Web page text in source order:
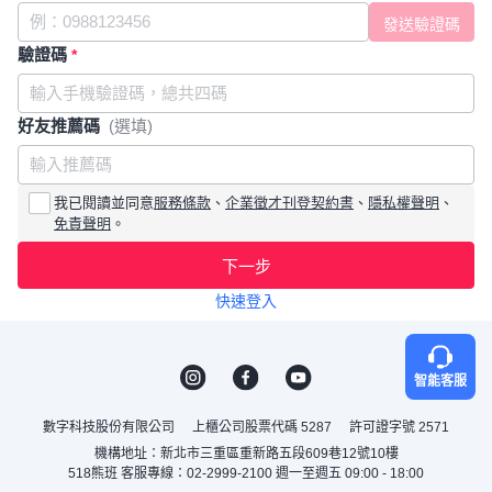
驗證碼 *
好友推薦碼 (選填)
我已閱讀並同意服務條款 、 企業徵才刊登契約書 、 隱私權聲明 、
免責聲明 。
下一步
快速登入
智能客服
數字科技股份有限公司 上櫃公司股票代碼 5287
許可證字號 2571
機構地址：新北市三重區重新路五段609巷12號10樓
518熊班 客服專線：02-2999-2100 週一至週五 09:00 - 18:00